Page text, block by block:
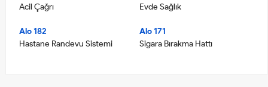
Acil Çağrı
Evde Sağlık
Alo 182
Hastane Randevu Sistemi
Alo 171
Sigara Bırakma Hattı